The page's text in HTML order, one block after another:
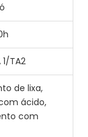
TA2
de lixa,
ácido,
com